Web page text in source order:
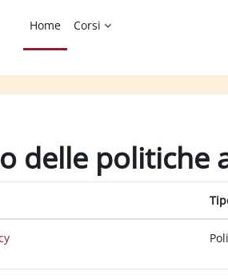
Home
Corsi
delle politiche